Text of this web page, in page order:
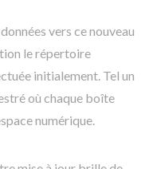
vers ce nouveau
le répertoire
initialement. Tel un
où chaque boîte
numérique.